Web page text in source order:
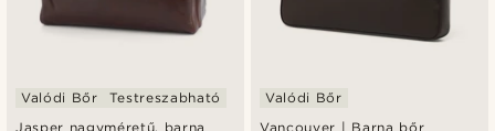
Jasper nagyméretű, barna
Valódi Bőr Testreszabható
Vancouver | Barna bőr
Valódi Bőr